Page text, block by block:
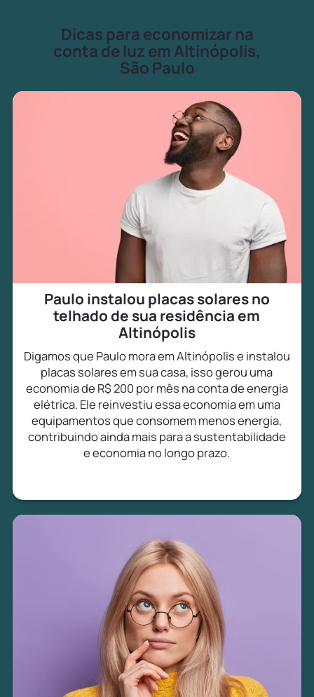
Dicas para economizar na
conta de luz em Altinópolis,
São Paulo
Paulo instalou placas solares no
telhado de sua residência em
Altinópolis
Digamos que Paulo mora em Altinópolis e instalou
placas solares em sua casa, isso gerou uma
economia de R$ 200 por mês na conta de energia
elétrica. Ele reinvestiu essa economia em uma
equipamentos que consomem menos energia,
contribuindo ainda mais para a sustentabilidade
e economia no longo prazo.